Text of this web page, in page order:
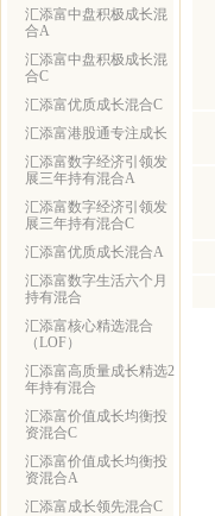
汇添富中盘积极成长混
合A
汇添富中盘积极成长混
合C
汇添富优质成长混合C
汇添富港股通专注成长
汇添富数字经济引领发
展三年持有混合A
汇添富数字经济引领发
展三年持有混合C
汇添富优质成长混合A
汇添富数字生活六个月
持有混合
汇添富核心精选混合
（LOF）
汇添富高质量成长精选2
年持有混合
汇添富价值成长均衡投
资混合C
汇添富价值成长均衡投
资混合A
汇添富成长领先混合C